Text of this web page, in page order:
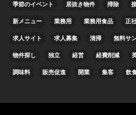
季節のイベント 居抜き物件 掃除
新メニュー 業務用 業務用食品 正
求人サイト 求人募集 清掃 無料サ
物件探し 独立 経営 経費削減
調味料 販売促進 開業 集客 飲